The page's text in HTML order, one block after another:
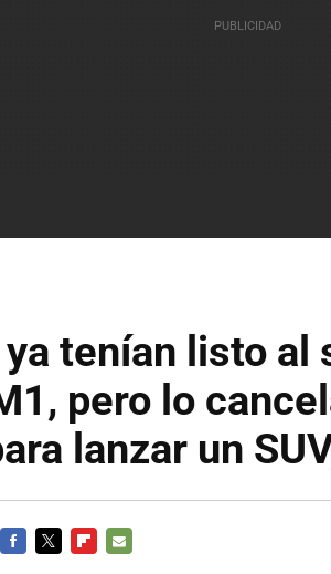
ya tenían listo al
pero lo
lanzar un